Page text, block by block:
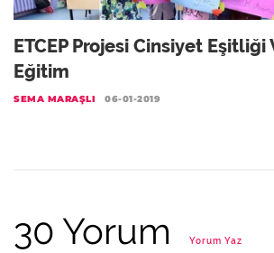
ETCEP Projesi Cinsiyet Eşitliği
Eğitim
SEMA MARAŞLI 06-01-2019
30 Yorum Yorum Yaz